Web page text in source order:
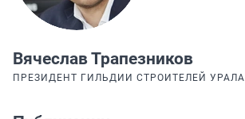
Вячеслав Трапезников
ПРЕЗИДЕНТ ГИЛЬДИИ СТРОИТЕЛЕЙ УРАЛА